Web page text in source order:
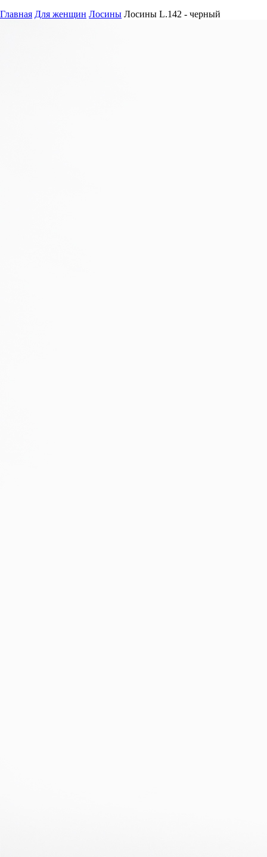
Главная Для женщин Лосины Лосины L.142 - черный